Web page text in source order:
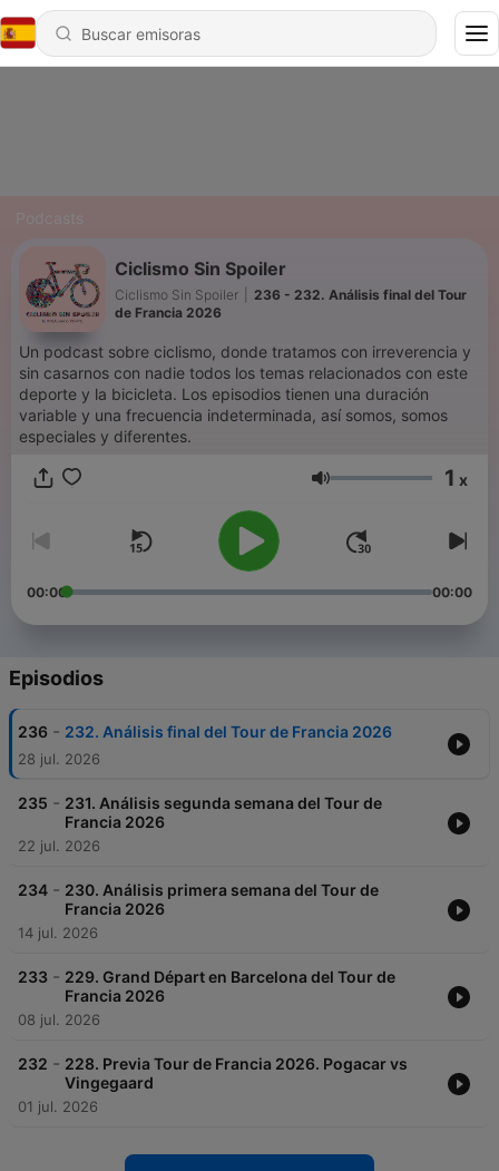
Ciclismo Sin Spoiler
Ciclismo Sin Spoiler
236 - 232. Análisis final del Tour
de Francia 2026
Un podcast sobre ciclismo, donde tratamos con irreverencia y
sin casarnos con nadie todos los temas relacionados con este
deporte y la bicicleta. Los episodios tienen una duración
variable y una frecuencia indeterminada, así somos, somos
especiales y diferentes.
Volumen 1 x
00:00 00:00
Episodios
236 - 232. Análisis final del Tour de Francia 2026
28 jul. 2026
235 - 231. Análisis segunda semana del Tour de
Francia 2026
22 jul. 2026
234 - 230. Análisis primera semana del Tour de
Francia 2026
14 jul. 2026
233 - 229. Grand Départ en Barcelona del Tour de
Francia 2026
08 jul. 2026
232 - 228. Previa Tour de Francia 2026. Pogacar vs
Vingegaard
01 jul. 2026